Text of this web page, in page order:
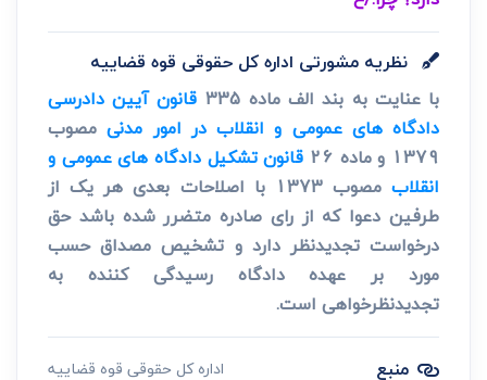
نظریه مشورتی اداره کل حقوقی قوه قضاییه
با عنایت به بند الف ماده 335
قانون آیین دادرسی
دادگاه های عمومی و انقلاب در امور مدنیمصوب
1379 و ماده 26
قانون تشکیل دادگاه های عمومی و
انقلاب
مصوب 1373 با اصلاحات بعدی هر یک از
طرفین دعوا که از رای صادره متضرر شده باشد حق
درخواست تجدیدنظر دارد و تشخیص مصداق حسب
مورد بر عهده دادگاه رسیدگی کننده به
تجدیدنظرخواهی است.
منبع اداره کل حقوقی قوه قضاییه